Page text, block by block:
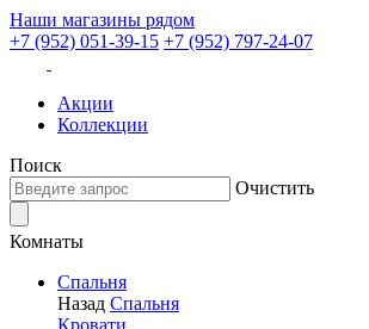
Наши магазины рядом
+7 (952) 051-39-15 +7 (952) 797-24-07
Акции
Коллекции
Поиск
Очистить
Комнаты
Спальня
Назад Спальня
Кровати